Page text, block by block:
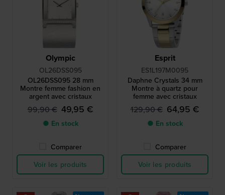
Olympic
OL26DSS095
OL26DSS095 28 mm
Montre femme fashion en
argent avec cristaux
99,90 € 49,95 €
● En stock
Comparer
Voir les produits
Esprit
ES1L197M0095
Daphne Crystals 34 mm
Montre à quartz pour
femme avec cristaux
129,90 € 64,95 €
● En stock
Comparer
Voir les produits